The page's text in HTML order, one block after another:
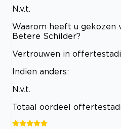
N.v.t.
Waarom heeft u gekozen
Betere Schilder?
Vertrouwen in
Indien anders:
N.v.t.
Totaal oordeel